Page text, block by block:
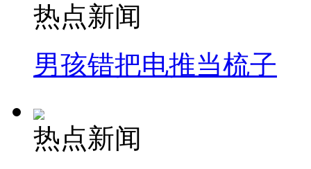
热点新闻
男孩错把电推当梳子
热点新闻